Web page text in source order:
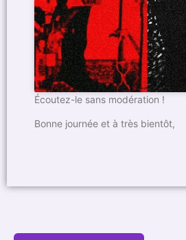
Écoutez-le sans modération !
Bonne journée et à très bientôt,